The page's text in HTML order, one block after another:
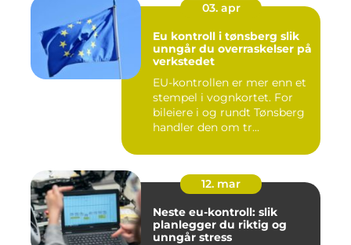
03. apr
Eu kontroll i tønsberg slik
unngår du overraskelser på
verkstedet
EU-kontrollen er mer enn et
stempel i vognkortet. For
bileiere i og rundt Tønsberg
handler den om tr...
12. mar
Neste eu-kontroll: slik
planlegger du riktig og
unngår stress